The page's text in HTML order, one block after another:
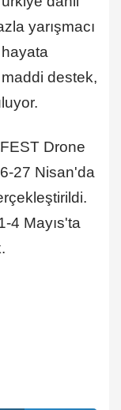
yarışmacı
destek,
Drone
27 Nisan'da
4 Mayıs'ta